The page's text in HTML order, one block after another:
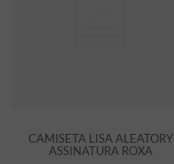
CAMISETA LISA ALEATORY
ASSINATURA ROXA